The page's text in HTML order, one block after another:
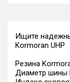
Ищите
Kormoran UHP
Резина
Диаметр шины